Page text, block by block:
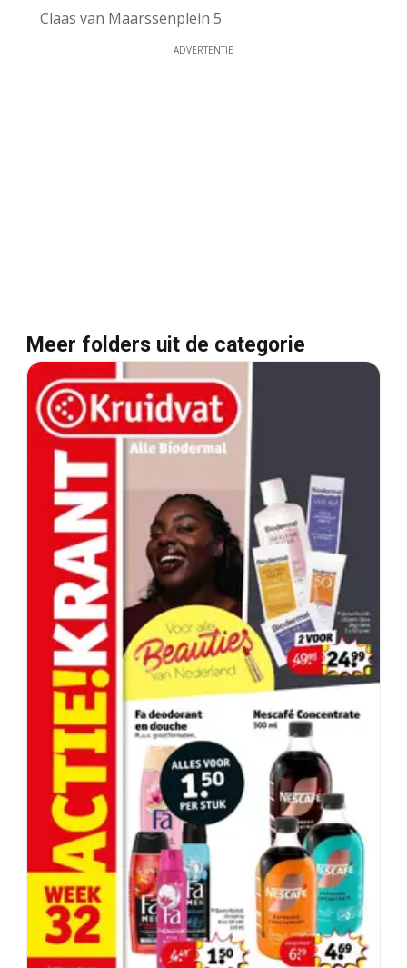
Claas van Maarssenplein 5
ADVERTENTIE
Meer folders uit de categorie